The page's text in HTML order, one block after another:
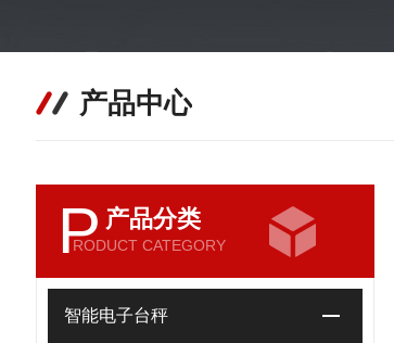
产品中心
P 产品分类
RODUCT CATEGORY
智能电子台秤